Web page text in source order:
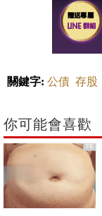
關鍵字: 公債 存股
你可能會喜歡
PR